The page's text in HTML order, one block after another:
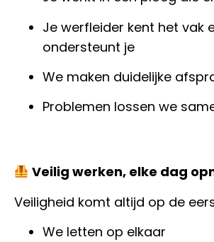
Je werfleider kent het vak
ondersteunt je
We maken duidelijke
Problemen lossen we
Veilig werken, elke dag
Veiligheid komt altijd op de
We letten op elkaar